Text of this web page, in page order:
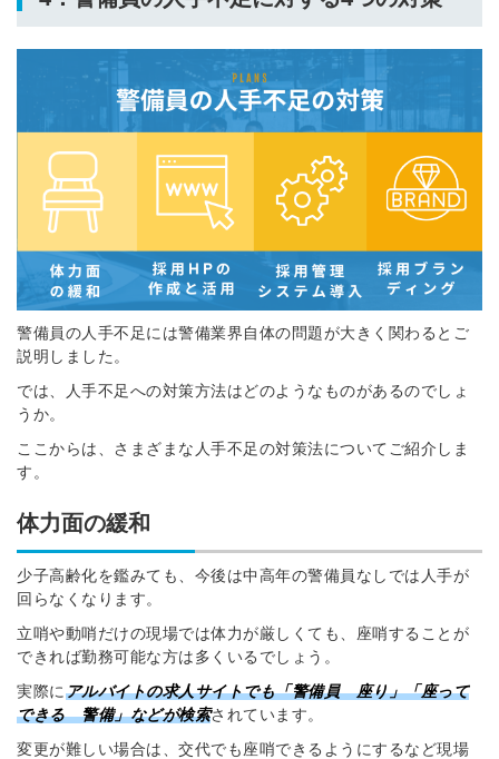
警備員の人手不足には警備業界自体の問題が大きく関わるとご
説明しました。
では、人手不足への対策方法はどのようなものがあるのでしょ
うか。
ここからは、さまざまな人手不足の対策法についてご紹介しま
す。
体力面の緩和
少子高齢化を鑑みても、今後は中高年の警備員なしでは人手が
回らなくなります。
立哨や動哨だけの現場では体力が厳しくても、座哨することが
できれば勤務可能な方は多くいるでしょう。
実際にアルバイトの求人サイトでも「警備員 座り」「座って
できる 警備」などが検索されています。
変更が難しい場合は、交代でも座哨できるようにするなど現場